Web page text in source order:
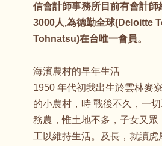
信會計師事務所目前有會計師
3000人,為德勤全球(Deloitte
Tohnatsu)在台唯一會員。
海濱農村的早年生活
1950 年代初我出生於雲林麥
的小農村，時 戰後不久，一
務農，惟土地不多，子女又眾
工以維持生活。及長，就讀虎